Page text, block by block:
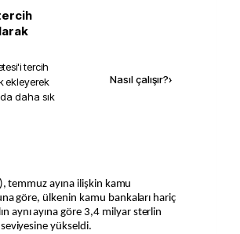
'i tercih
ekleyerek
daha sık
Nasıl çalışır?›
temmuz ayına ilişkin kamu
göre, ülkenin kamu bankaları hariç
aynı ayına göre 3,4 milyar sterlin
yükseldi.